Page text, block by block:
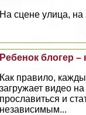
На сцене улица, на
Ребенок блогер –
Как правило,
загружает видео
прославиться и
независимым...